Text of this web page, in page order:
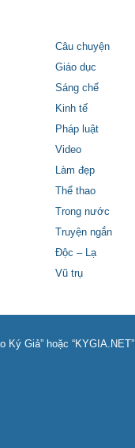
Câu chuyện
Giáo dục
Sáng chế
Kinh tế
Pháp luật
Video
Làm đẹp
Thể thao
Trong nước
Truyện ngắn
Độc – Lạ
Vũ trụ
Giả” hoặc “KYGIA.NET”